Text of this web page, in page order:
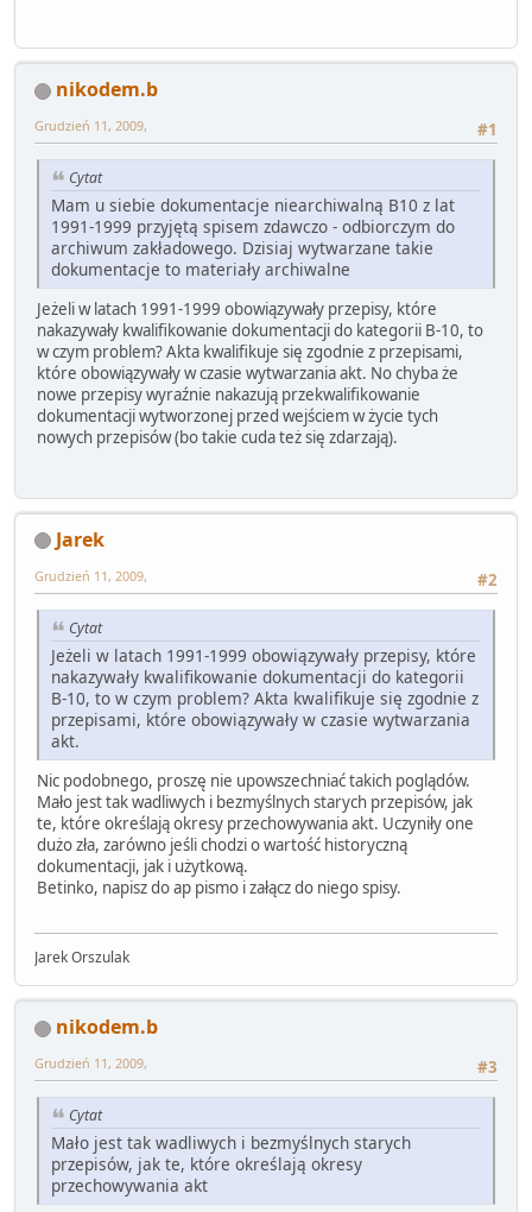
nikodem.b
#1
Grudzień 11, 2009,
Cytat
Mam u siebie dokumentacje niearchiwalną B10 z lat
1991-1999 przyjętą spisem zdawczo - odbiorczym do
archiwum zakładowego. Dzisiaj wytwarzane takie
dokumentacje to materiały archiwalne
Jeżeli w latach 1991-1999 obowiązywały przepisy, które
nakazywały kwalifikowanie dokumentacji do kategorii B-10, to
w czym problem? Akta kwalifikuje się zgodnie z przepisami,
które obowiązywały w czasie wytwarzania akt. No chyba że
nowe przepisy wyraźnie nakazują przekwalifikowanie
dokumentacji wytworzonej przed wejściem w życie tych
nowych przepisów (bo takie cuda też się zdarzają).
Jarek
#2
Grudzień 11, 2009,
Cytat
Jeżeli w latach 1991-1999 obowiązywały przepisy, które
nakazywały kwalifikowanie dokumentacji do kategorii
B-10, to w czym problem? Akta kwalifikuje się zgodnie z
przepisami, które obowiązywały w czasie wytwarzania
akt.
Nic podobnego, proszę nie upowszechniać takich poglądów.
Mało jest tak wadliwych i bezmyślnych starych przepisów, jak
te, które określają okresy przechowywania akt. Uczyniły one
dużo zła, zarówno jeśli chodzi o wartość historyczną
dokumentacji, jak i użytkową.
Betinko, napisz do ap pismo i załącz do niego spisy.
Jarek Orszulak
nikodem.b
#3
Grudzień 11, 2009,
Cytat
Mało jest tak wadliwych i bezmyślnych starych
przepisów, jak te, które określają okresy
przechowywania akt